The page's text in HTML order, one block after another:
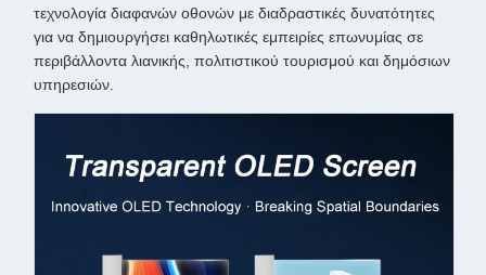
τεχνολογία διαφανών οθονών με διαδραστικές δυνατότητες
για να δημιουργήσει καθηλωτικές εμπειρίες επωνυμίας σε
περιβάλλοντα λιανικής, πολιτιστικού τουρισμού και δημόσιων
υπηρεσιών.